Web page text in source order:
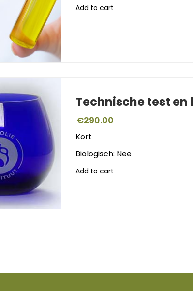
Add to cart
Technische test en
€290.00
Kort
Biologisch: Nee
Add to cart